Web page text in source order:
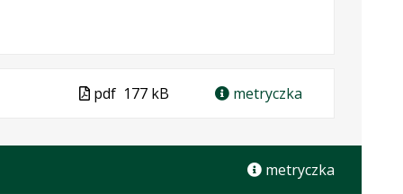
Plik
pdf 177 kB metryczka
metryczka